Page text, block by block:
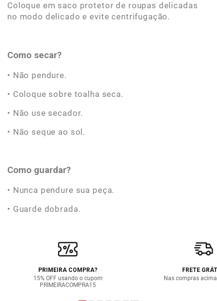
Coloque em saco protetor de roupas delicadas
no modo delicado e evite centrifugação.
Como secar?
• Não pendure.
• Coloque sobre toalha seca.
• Não use secador.
• Não seque ao sol.
Como guardar?
• Nunca pendure sua peça.
• Guarde dobrada.
PRIMEIRA COMPRA?
15% OFF usando o cupom
PRIMEIRACOMPRA15
FRETE
Nas compras